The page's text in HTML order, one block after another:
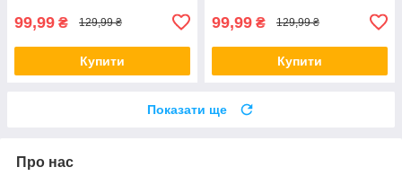
99,99 ₴ 129,99 ₴
Купити
99,99 ₴ 129,99 ₴
Купити
Показати ще
Про нас